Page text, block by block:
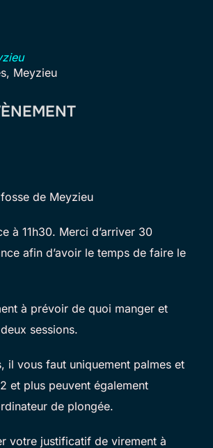
Meyzieu
de Meyzieu
à 11h30. Merci d’arriver 30
afin d’avoir le temps de faire le
à prévoir de quoi manger et
sessions.
il vous faut uniquement palmes et
et plus peuvent également
de plongée.
votre justificatif de virement à